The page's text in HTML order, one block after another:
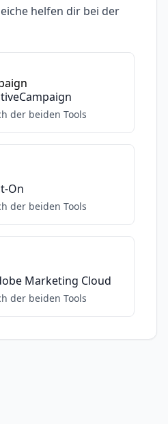
helfen dir bei der
der beiden Tools
On
der beiden Tools
Marketing Cloud
der beiden Tools